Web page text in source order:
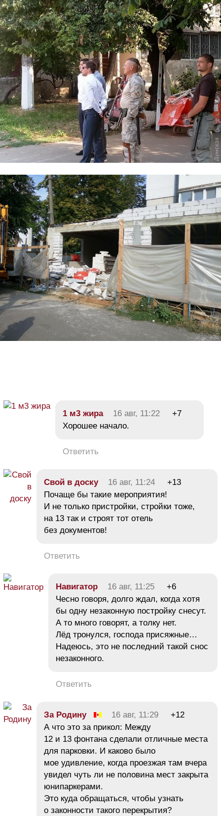
1 м3 жира 16 авг, 11:22
+7
Хорошее начало.
Ответить
Свой в доску 16 авг, 11:24
+13
Почаще бы такие мероприятия!
И не только пристройки, стройки тоже,
на 13 так и строят тот отель
без документов!
Ответить
Навигатор 16 авг, 11:25
+6
Чесно говоря, долго ждал, когда хотя
бы одну незаконную постройку снесут.
А то много говорят, а толку нет.
Лёд тронулся, господа присяжные…
Надеюсь, это не последний такой снос
незаконного.
Ответить
За Родину 16 авг, 11:29
+12
А что это за прикол: Между
12 и 13 фонтана сделали отличные места
для парковки. И каково было
мое удивление, когда проезжая там вчера
увидел чуть ли не половина мест закрыта
юнипаркерами.
Это куда обращаться, чтобы узнать
о законности такого перекрытия?